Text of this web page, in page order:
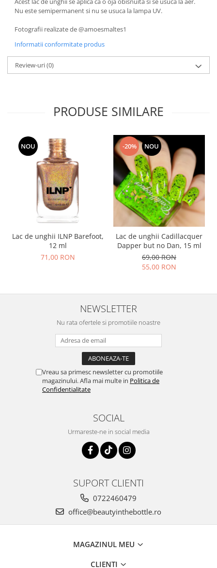
Nu este semipermanent si nu se usuca la lampa UV.
Fotografii realizate de @amoesmaltes1
Informatii conformitate produs
Review-uri(0)
PRODUSE SIMILARE
NOU
Lac de unghii ILNP Barefoot,
12 ml
71,00 RON
-20% NOU
Lac de unghii Cadillacquer
Dapper but no Dan, 15 ml
69,00 RON
55,00 RON
NEWSLETTER
Nu rata ofertele si promotiile noastre
Vreau sa primesc newsletter cu promotiile
magazinului. Afla mai multe in Politica de
Confidentialitate
SOCIAL
Urmareste-ne in social media
SUPORT CLIENTI
0722460479
office@beautyinthebottle.ro
MAGAZINUL MEU
CLIENTI